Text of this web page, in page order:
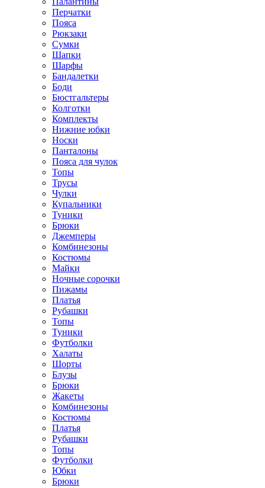
Перчатки
Пояса
Рюкзаки
Сумки
Шапки
Шарфы
Бандалетки
Боди
Бюстгальтеры
Колготки
Комплекты
Нижние юбки
Носки
Панталоны
Поясa для чулок
Топы
Трусы
Чулки
Купальники
Туники
Брюки
Джемперы
Комбинезоны
Костюмы
Майки
Ночные сорочки
Пижамы
Платья
Рубашки
Топы
Туники
Футболки
Халаты
Шорты
Блузы
Брюки
Жакеты
Комбинезоны
Костюмы
Платья
Рубашки
Топы
Футболки
Юбки
Брюки